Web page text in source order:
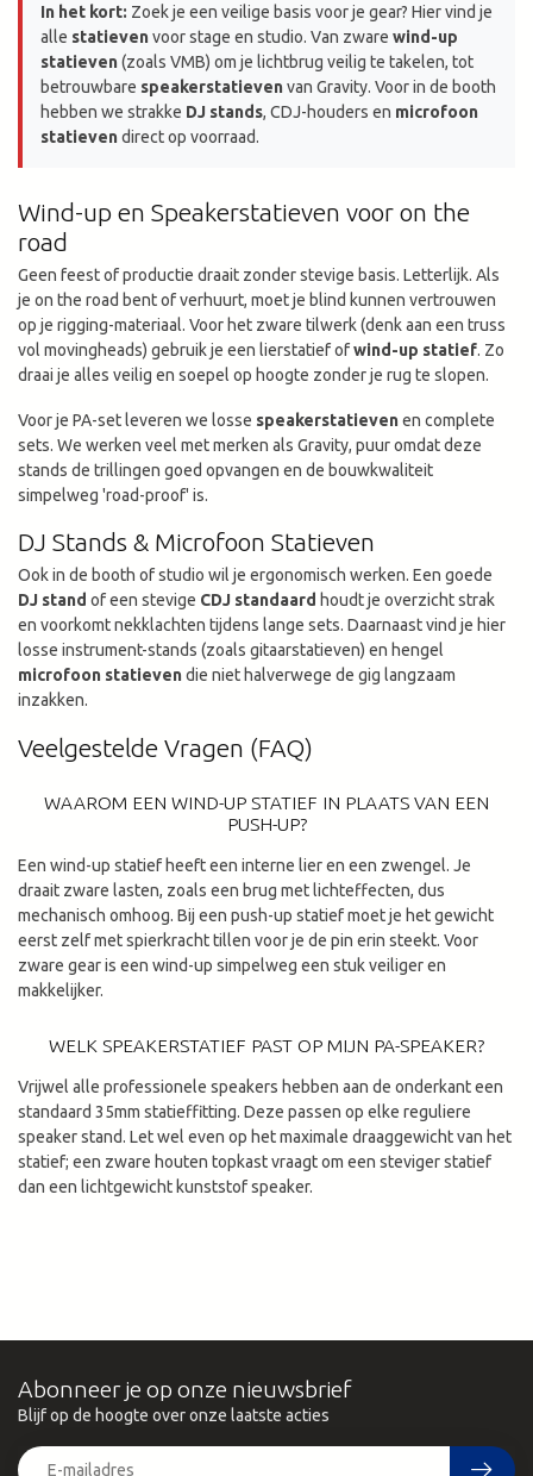
In het kort: Zoek je een veilige basis voor je gear? Hier vind je
alle statievenvoor stage en studio. Van zware wind-up
statieven(zoals VMB) om je lichtbrug veilig te takelen, tot
betrouwbare speakerstatievenvan Gravity. Voor in de booth
hebben we strakke DJ stands, CDJ-houders en microfoon
statievendirect op voorraad.
Wind-up en Speakerstatieven voor on the
road
Geen feest of productie draait zonder stevige basis. Letterlijk. Als
je on the road bent of verhuurt, moet je blind kunnen vertrouwen
op je rigging-materiaal. Voor het zware tilwerk (denk aan een truss
vol movingheads) gebruik je een lierstatief ofwind-up statief. Zo
draai je alles veilig en soepel op hoogte zonder je rug te slopen.
Voor je PA-set leveren we losse speakerstatievenen complete
sets. We werken veel met merken als Gravity, puur omdat deze
stands de trillingen goed opvangen en de bouwkwaliteit
simpelweg 'road-proof' is.
DJ Stands & Microfoon Statieven
Ook in de booth of studio wil je ergonomisch werken. Een goede
DJ stand of een stevige CDJ standaard houdt je overzicht strak
en voorkomt nekklachten tijdens lange sets. Daarnaast vind je hier
losse instrument-stands (zoals gitaarstatieven) en hengel
microfoon statievendie niet halverwege de gig langzaam
inzakken.
Veelgestelde Vragen (FAQ)
WAAROM EEN WIND-UP STATIEF IN PLAATS VAN EEN
PUSH-UP?
Een wind-up statief heeft een interne lier en een zwengel. Je
draait zware lasten, zoals een brug met lichteffecten, dus
mechanisch omhoog. Bij een push-up statief moet je het gewicht
eerst zelf met spierkracht tillen voor je de pin erin steekt. Voor
zware gear is een wind-up simpelweg een stuk veiliger en
makkelijker.
WELK SPEAKERSTATIEF PAST OP MIJN PA-SPEAKER?
Vrijwel alle professionele speakers hebben aan de onderkant een
standaard 35mm statieffitting. Deze passen op elke reguliere
speaker stand. Let wel even op het maximale draaggewicht van het
statief; een zware houten topkast vraagt om een steviger statief
dan een lichtgewicht kunststof speaker.
Abonneer je op onze nieuwsbrief
Blijf op de hoogte over onze laatste acties